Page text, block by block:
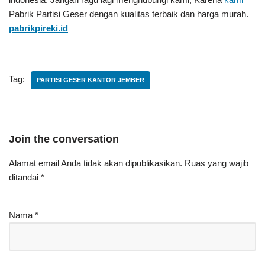
Pabrik Partisi Geser dengan kualitas terbaik dan harga murah.
pabrikpireki.id
Tag: PARTISI GESER KANTOR JEMBER
Join the conversation
Alamat email Anda tidak akan dipublikasikan. Ruas yang wajib
ditandai *
Nama *